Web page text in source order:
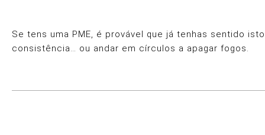
Se tens uma PME, é provável que já tenhas sentido
consistência… ou andar em círculos a apagar fogos.